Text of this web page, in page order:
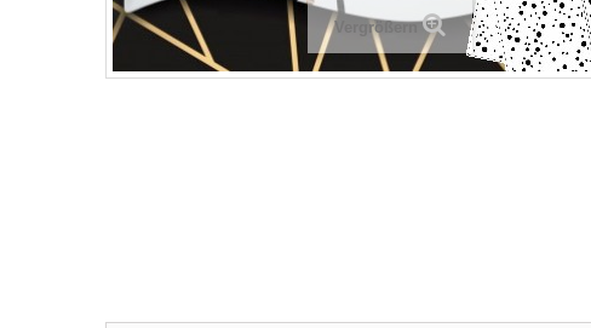
Vergrößern